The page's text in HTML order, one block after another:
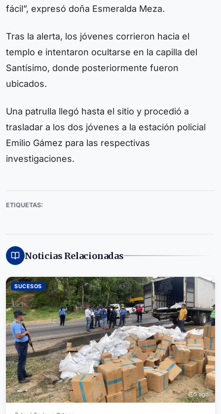
fácil”, expresó doña Esmeralda Meza.
Tras la alerta, los jóvenes corrieron hacia el
templo e intentaron ocultarse en la capilla del
Santísimo, donde posteriormente fueron
ubicados.
Una patrulla llegó hasta el sitio y procedió a
trasladar a los dos jóvenes a la estación policial
Emilio Gámez para las respectivas
investigaciones.
ETIQUETAS:
Noticias Relacionadas
SUCESOS
5 ago.